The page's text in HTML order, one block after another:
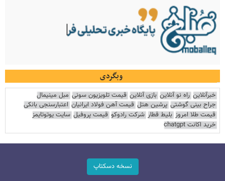
وبگردی
خبرآنلاین راه نو آنلاین بازی آنلاین قیمت تلویزیون سونی مبل مینیمال
جراح بینی گوشتی پرشین هتل قیمت آهن فولاد ایرانیان اعتبارسنجی بانکی
قیمت طلا امروز بلیط قطار شرکت رادوکو قیمت پروفیل سایت یوتوتایمز
خرید اکانت chatgpt
نسخه دسکتاپ